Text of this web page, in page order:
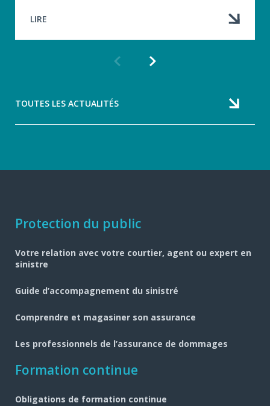
LIRE
Article
TOUTES LES ACTUALITÉS
Navigation
pied
de
page
Protection du public
Votre relation avec votre courtier, agent ou expert en
sinistre
Guide d’accompagnement du sinistré
Comprendre et magasiner son assurance
Les professionnels de l’assurance de dommages
Formation continue
Obligations de formation continue